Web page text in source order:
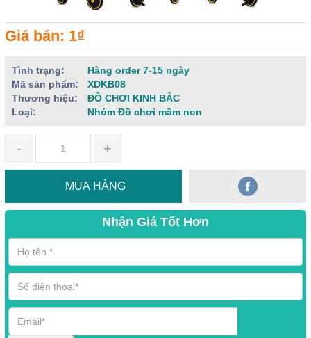
Giá bán: 1₫
Tình trạng:
Hàng order 7-15 ngày
Mã sản phẩm:
XDKB08
Thương hiệu:
ĐỒ CHƠI KINH BẮC
Loại:
Nhóm Đồ chơi mầm non
- +
MUA HÀNG
Nhận Giá Tốt Hơn